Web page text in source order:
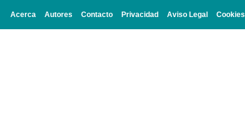
Acerca Autores Contacto Privacidad Aviso Legal Cookies